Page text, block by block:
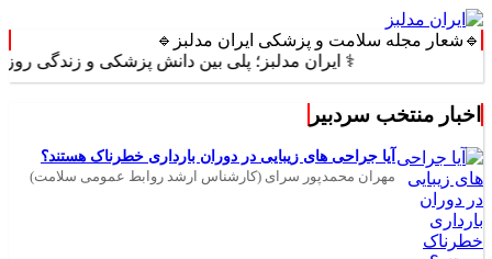
🔹شعار مجله سلامت و پزشکی ایران مدلبز🔹
⚕️ ایران مدلبز؛ پلی بین دانش پزشکی و زندگی روزمره ⚕️
اخبار منتخب سردبیر
آیا جراحی های زیبایی در دوران بارداری خطرناک هستند؟
مهران محمدپور سرای (کارشناس ارشد روابط عمومی سلامت)